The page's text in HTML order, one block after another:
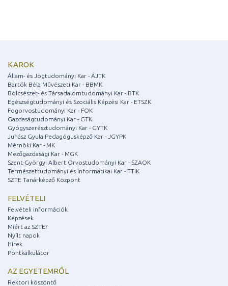
KAROK
Állam- és Jogtudományi Kar - ÁJTK
Bartók Béla Művészeti Kar - BBMK
Bölcsészet- és Társadalomtudományi Kar - BTK
Egészségtudományi és Szociális Képzési Kar - ETSZK
Fogorvostudományi Kar - FOK
Gazdaságtudományi Kar - GTK
Gyógyszerésztudományi Kar - GYTK
Juhász Gyula Pedagógusképző Kar - JGYPK
Mérnöki Kar - MK
Mezőgazdasági Kar - MGK
Szent-Györgyi Albert Orvostudományi Kar - SZAOK
Természettudományi és Informatikai Kar - TTIK
SZTE Tanárképző Központ
FELVÉTELI
Felvételi információk
Képzések
Miért az SZTE?
Nyílt napok
Hírek
Pontkalkulátor
AZ EGYETEMRŐL
Rektori köszöntő